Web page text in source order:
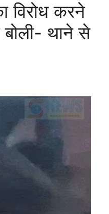
विरोध करने
बोली- थाने से